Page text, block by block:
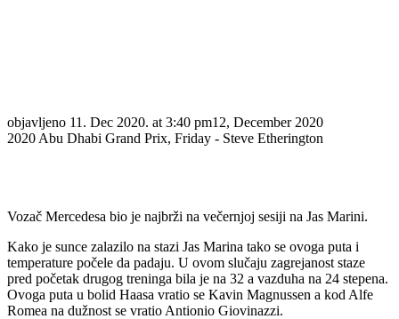
objavljeno 11. Dec 2020. at 3:40 pm12, December 2020
2020 Abu Dhabi Grand Prix, Friday - Steve Etherington
Vozač Mercedesa bio je najbrži na večernjoj sesiji na Jas Marini.
Kako je sunce zalazilo na stazi Jas Marina tako se ovoga puta i
temperature počele da padaju. U ovom slučaju zagrejanost staze
pred početak drugog treninga bila je na 32 a vazduha na 24 stepena.
Ovoga puta u bolid Haasa vratio se Kavin Magnussen a kod Alfe
Romea na dužnost se vratio Antionio Giovinazzi.